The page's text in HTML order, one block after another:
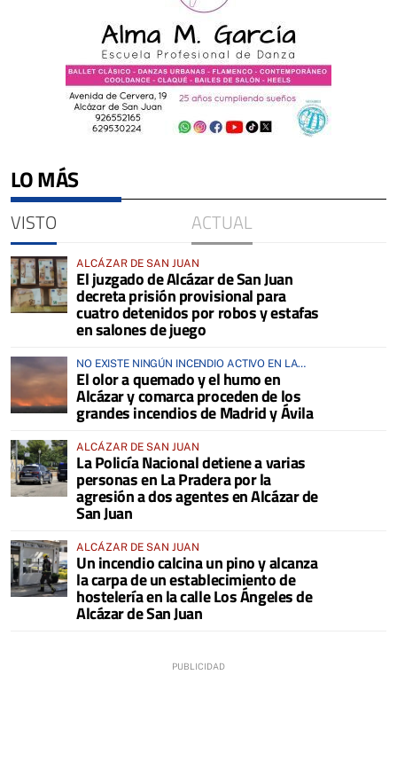
LO MÁS
VISTO ACTUAL
ALCÁZAR DE SAN JUAN
El juzgado de Alcázar de San Juan
decreta prisión provisional para
cuatro detenidos por robos y estafas
en salones de juego
NO EXISTE NINGÚN INCENDIO ACTIVO EN LA
COMARCA
El olor a quemado y el humo en
Alcázar y comarca proceden de los
grandes incendios de Madrid y Ávila
ALCÁZAR DE SAN JUAN
La Policía Nacional detiene a varias
personas en La Pradera por la
agresión a dos agentes en Alcázar de
San Juan
ALCÁZAR DE SAN JUAN
Un incendio calcina un pino y alcanza
la carpa de un establecimiento de
hostelería en la calle Los Ángeles de
Alcázar de San Juan